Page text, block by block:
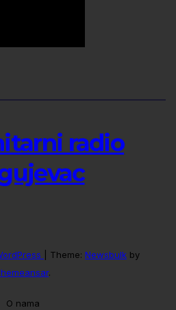
radio
Theme: Newsbulk by
.
O nama